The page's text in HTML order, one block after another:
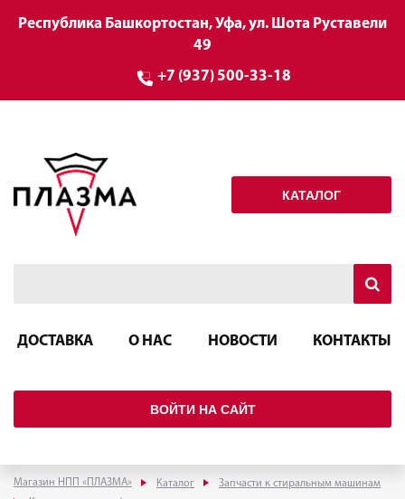
Республика Башкортостан, Уфа, ул. Шота Руставели
49
+7 (937) 500-33-18
КАТАЛОГ
ДОСТАВКА О НАС НОВОСТИ КОНТАКТЫ
ВОЙТИ НА САЙТ
Магазин НПП «ПЛАЗМА» Каталог
Запчасти к стиральным машинам